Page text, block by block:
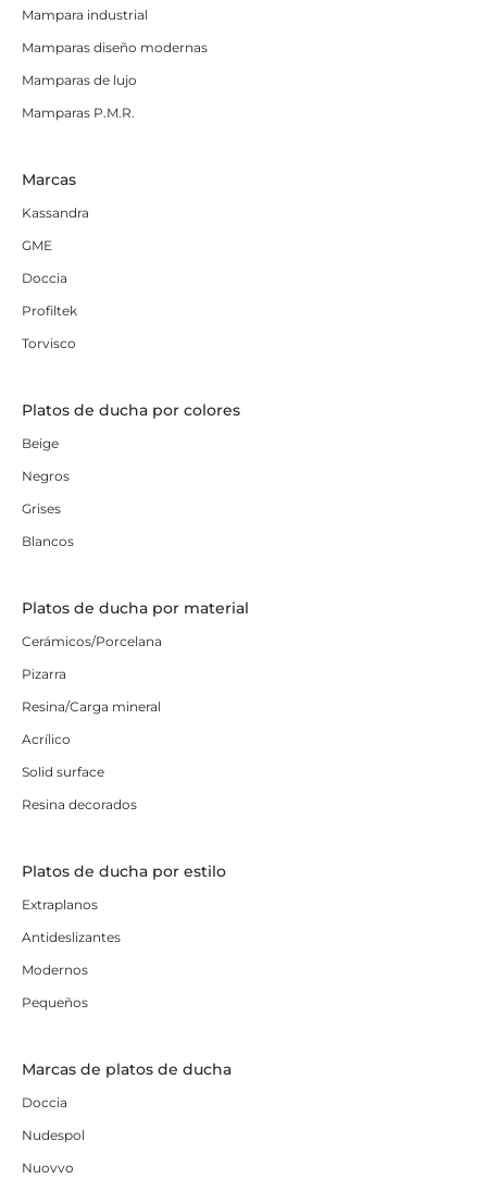
Mampara industrial
Mamparas diseño modernas
Mamparas de lujo
Mamparas P.M.R.
Marcas
Kassandra
GME
Doccia
Profiltek
Torvisco
Platos de ducha por colores
Beige
Negros
Grises
Blancos
Platos de ducha por material
Cerámicos/Porcelana
Pizarra
Resina/Carga mineral
Acrílico
Solid surface
Resina decorados
Platos de ducha por estilo
Extraplanos
Antideslizantes
Modernos
Pequeños
Marcas de platos de ducha
Doccia
Nudespol
Nuovvo